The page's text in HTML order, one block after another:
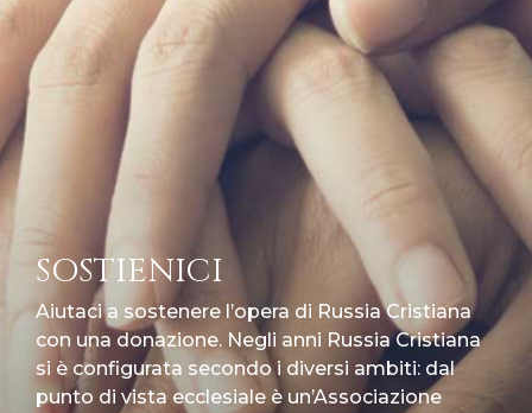
SOSTIENICI
Aiutaci a sostenere l’opera di Russia Cristiana
con una donazione. Negli anni Russia Cristiana
si è configurata secondo i diversi ambiti: dal
punto di vista ecclesiale è un’Associazione